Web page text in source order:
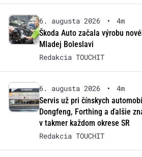
6. augusta 2026 •
4m
Škoda Auto začala výrobu
Mladej Boleslavi
Redakcia TOUCHIT
6. augusta 2026 •
4m
Servis už pri čínskych
Dongfeng, Forthing a ďalšie
v takmer každom okrese SR
Redakcia TOUCHIT